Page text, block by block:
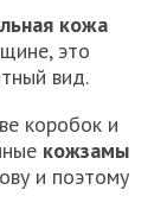
кожа
это
вид.
коробок и
кожзамы
и поэтому